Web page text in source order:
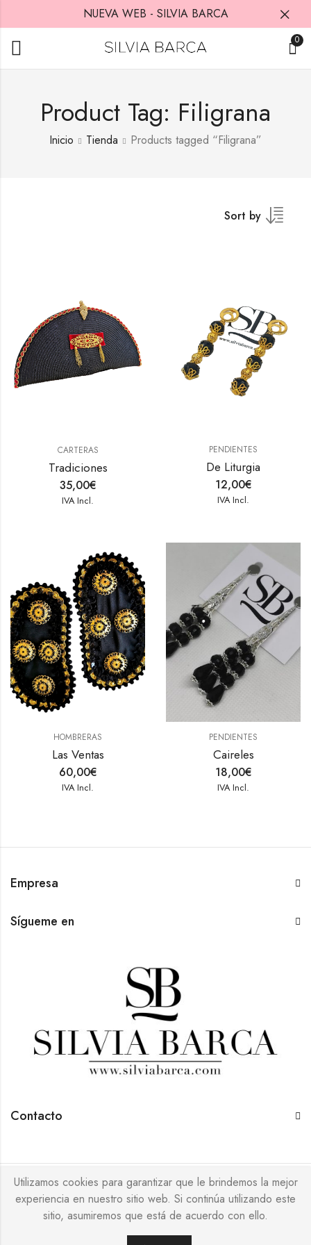
NUEVA WEB - SILVIA BARCA
0
Product Tag: Filigrana
Inicio Tienda Products tagged “Filigrana”
Sort by
CARTERAS
Tradiciones
35,00€
IVA Incl.
PENDIENTES
De Liturgia
12,00€
IVA Incl.
HOMBRERAS
Las Ventas
60,00€
IVA Incl.
PENDIENTES
Caireles
18,00€
IVA Incl.
Empresa
Sígueme en
Contacto
© 2026 Silvia Barca | Todos los derechos reservados
Utilizamos cookies para garantizar que le brindemos la mejor
experiencia en nuestro sitio web. Si continúa utilizando este
sitio, asumiremos que está de acuerdo con ello.